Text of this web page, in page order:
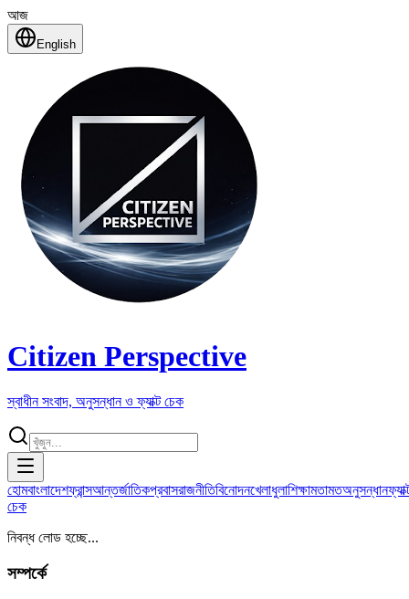
আজ
English
Citizen Perspective
স্বাধীন সংবাদ, অনুসন্ধান ও ফ্যাক্ট চেক
হোমবাংলাদেশফ্রান্সআন্তর্জাতিকপ্রবাসরাজনীতিবিনোদনখেলাধুলাশিক্ষামতামতঅনুসন্ধান
চেক
নিবন্ধ লোড হচ্ছে...
সম্পর্কে